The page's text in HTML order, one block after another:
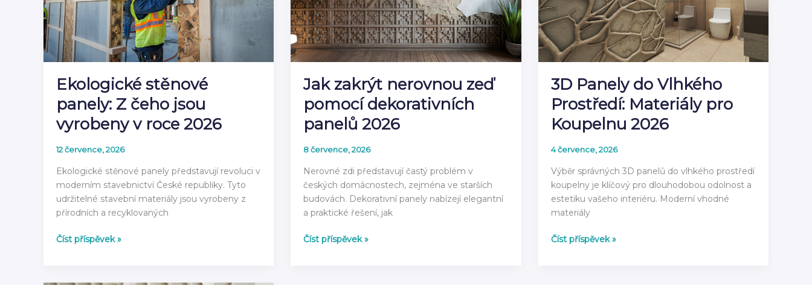
pro
rok
2026
Kompletní
průvodce
2026
Ekologické stěnové
panely: Z čeho jsou
vyrobeny v roce 2026
12 července, 2026
Ekologické stěnové panely představují revoluci v
moderním stavebnictví České republiky. Tyto
udržitelné stavební materiály jsou vyrobeny z
přírodních a recyklovaných
Ekologické
Číst příspěvek »
Jak zakrýt nerovnou zeď
pomocí dekorativních
panelů 2026
8 července, 2026
Nerovné zdi představují častý problém v
českých domácnostech, zejména ve starších
budovách. Dekorativní panely nabízejí elegantní
a praktické řešení, jak
Jak
Číst příspěvek »
3D Panely do Vlhkého
Prostředí: Materiály pro
Koupelnu 2026
4 července, 2026
Výběr správných 3D panelů do vlhkého prostředí
koupelny je klíčový pro dlouhodobou odolnost a
estetiku vašeho interiéru. Moderní vhodné
materiály
3D
Číst příspěvek »